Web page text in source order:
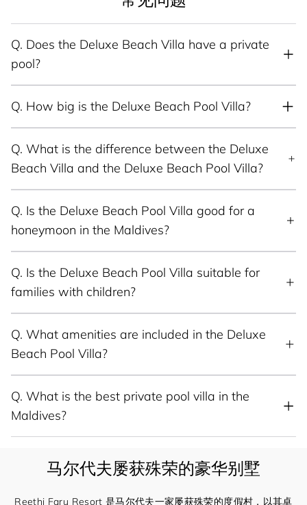
Q. Does the Deluxe Beach Villa have a private
pool?
Q. How big is the Deluxe Beach Pool Villa?
Q. What is the difference between the Deluxe
Beach Villa and the Deluxe Beach Pool Villa?
Q. Is the Deluxe Beach Pool Villa good for a
honeymoon in the Maldives?
Q. Is the Deluxe Beach Pool Villa suitable for
families with children?
Q. What amenities are included in the Deluxe
Beach Pool Villa?
Q. What is the best private pool villa in the
Maldives?
马尔代夫屡获殊荣的豪华别墅
Reethi Faru Resort 是马尔代夫一家屡获殊荣的度假村，以其卓